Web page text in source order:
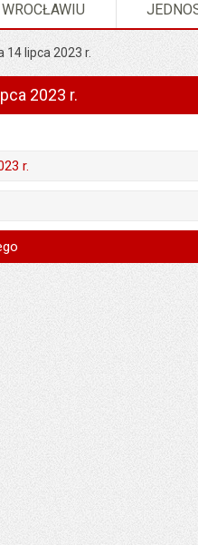
lipca 2023 r.
2023 r.
r.
Dziewięcki
Gapiński